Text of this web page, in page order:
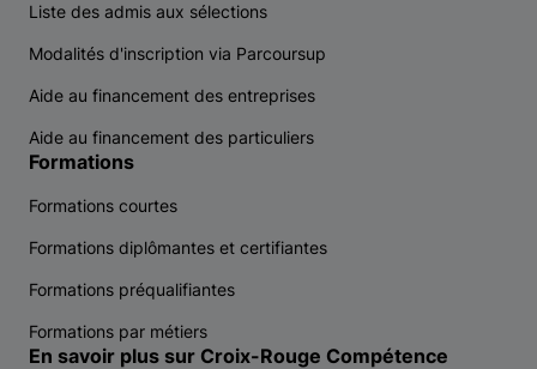
Liste des admis aux sélections
Modalités d'inscription via Parcoursup
Aide au financement des entreprises
Aide au financement des particuliers
Formations
Formations courtes
Formations diplômantes et certifiantes
Formations préqualifiantes
Formations par métiers
En savoir plus sur Croix-Rouge Compétence